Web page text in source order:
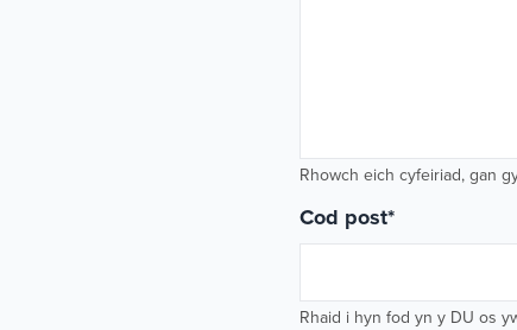
Rhowch eich cyfeiriad, gan
Cod post*
Rhaid i hyn fod yn y DU os